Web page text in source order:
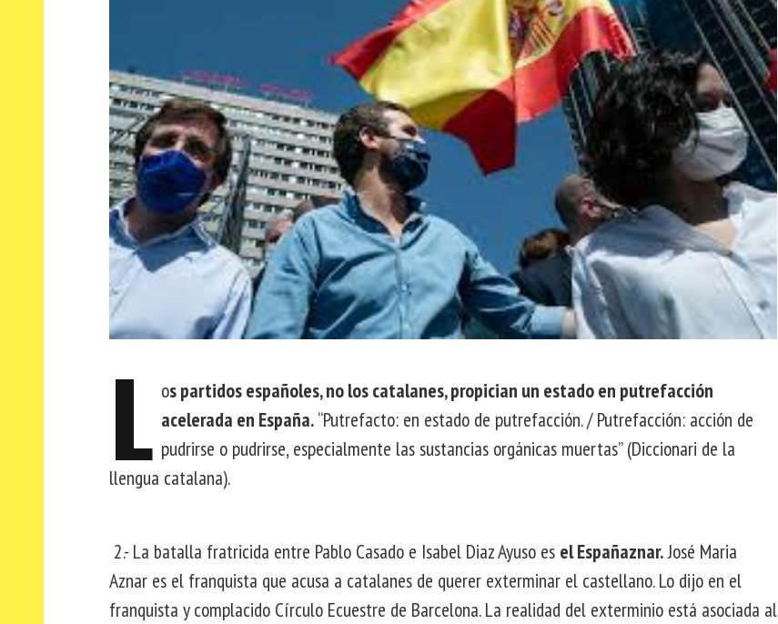
L os partidos españoles, no los catalanes, propician un estado en putrefacción
acelerada en España.“Putrefacto: en estado de putrefacción. / Putrefacción: acción de
pudrirse o pudrirse, especialmente las sustancias orgánicas muertas” (Diccionari de la
llengua catalana).
2.- La batalla fratricida entre Pablo Casado e Isabel Diaz Ayuso es el Españaznar.José Maria
Aznar es el franquista que acusa a catalanes de querer exterminar el castellano. Lo dijo en el
franquista y complacido Círculo Ecuestre de Barcelona. La realidad del exterminio está asociada al